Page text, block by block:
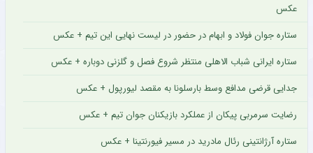
عکس
ستاره جوان فولاد و ابهام در حضور در لیست نهایی این تیم + عکس
ستاره ایرانی شباب الاهلی منتظر شروع فصل و گلزنی دوباره + عکس
جدایی قرضی مدافع وسط بارسلونا به مقصد لیورپول + عکس
رضایت سرمربی پیکان از عملکرد بازیکنان جوان تیم + عکس
ستاره آرژانتینی رئال مادرید در مسیر فیورنتینا + عکس